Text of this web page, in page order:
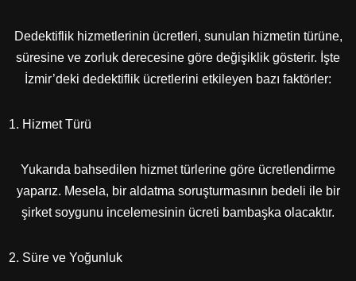
Dedektiflik hizmetlerinin ücretleri, sunulan hizmetin türüne,
süresine ve zorluk derecesine göre değişiklik gösterir. İşte
İzmir’deki dedektiflik ücretlerini etkileyen bazı faktörler:
Hizmet Türü
Yukarıda bahsedilen hizmet türlerine göre ücretlendirme
yaparız. Mesela, bir aldatma soruşturmasının bedeli ile bir
şirket soygunu incelemesinin ücreti bambaşka olacaktır.
Süre ve Yoğunluk